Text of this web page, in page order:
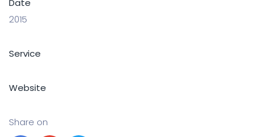
Date
2015
Service
Website
Share on